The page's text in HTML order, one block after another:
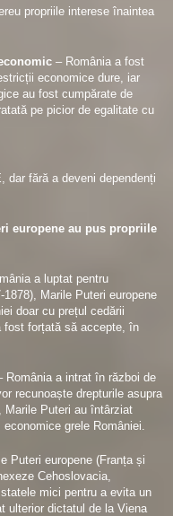
propriile interese înaintea
– România a fost
economice dure, iar
au fost cumpărate de
pe picior de egalitate cu
dar fără a deveni dependenți
europene au pus propriile
a luptat pentru
Marile Puteri europene
doar cu prețul cedării
fost forțată să accepte, în
România a intrat în război de
recunoaște drepturile asupra
Marile Puteri au întârziat
grele României.
Puteri europene (Franța și
Cehoslovacia,
mici pentru a evita un
ulterior dictatul de la Viena